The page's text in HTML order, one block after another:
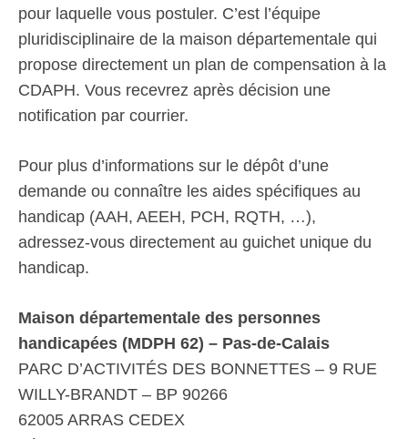
pour laquelle vous postuler. C’est l’équipe
pluridisciplinaire de la maison départementale qui
propose directement un plan de compensation à la
CDAPH. Vous recevrez après décision une
notification par courrier.
Pour plus d’informations sur le dépôt d’une
demande ou connaître les aides spécifiques au
handicap (AAH, AEEH, PCH, RQTH, …),
adressez-vous directement au guichet unique du
handicap.
Maison départementale des personnes
handicapées (MDPH 62) – Pas-de-Calais
PARC D’ACTIVITÉS DES BONNETTES – 9 RUE
WILLY-BRANDT – BP 90266
62005 ARRAS CEDEX